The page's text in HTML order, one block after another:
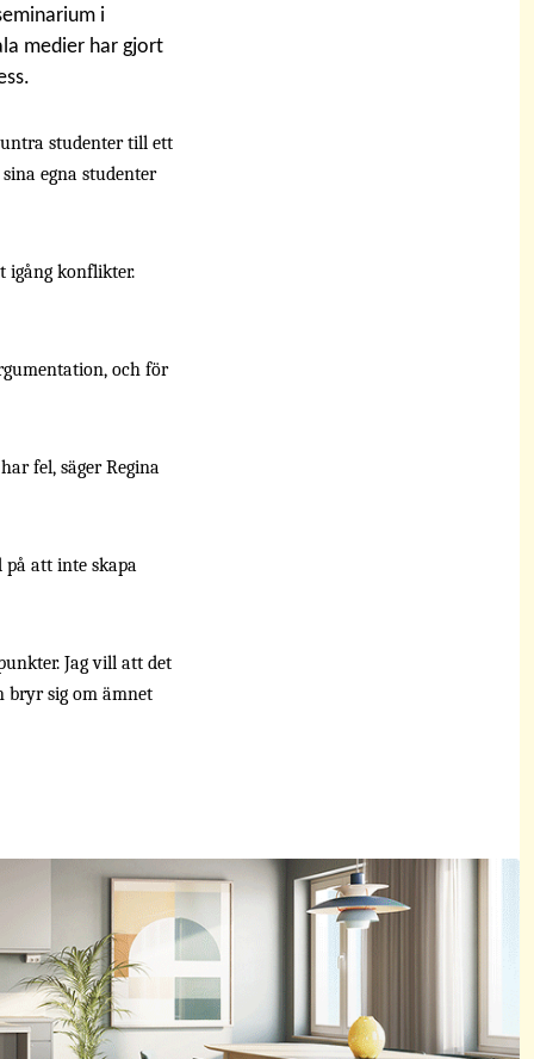
i
medier har gjort
studenter till ett
egna studenter
igång konflikter.
och för
fel, säger Regina
att inte skapa
Jag vill att det
bryr sig om ämnet